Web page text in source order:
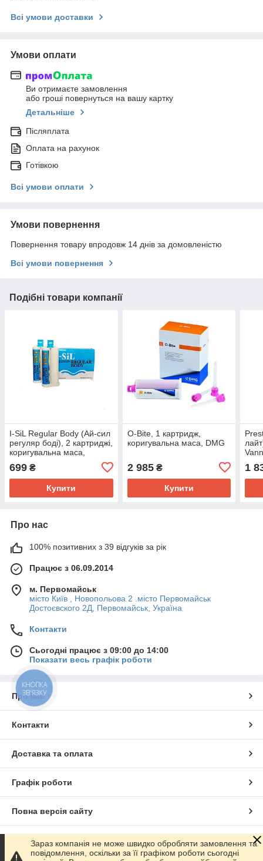
Всі умови доставки
Умови оплати
Ви отримаєте замовлення
або гроші повернуться на вашу картку
Детальніше
Післяплата
Оплата на рахунок
Готівкою
Всі умови оплати
Умови повернення
Повернення товару впродовж 14 днів за домовленістю
Всі умови повернення
Подібні товари компанії
I-SiL Regular Body (Ай-сил
регуляр боді), 2 картриджі,
коригувальна маса,
699 ₴
Купити
O-Bite, 1 картридж,
коригувальна маса, DMG
2 985₴
Купити
1
Про нас
100% позитивних з 39 відгуків за рік
Працює з 06.09.2014
м. Первомайськ
місто Київ , Новопольова 2 .місто Первомайськ
Достоєвского 2Д, Первомайськ, Україна
Контакти
Сьогодні працює з 09:00 до 14:00
Показати весь графік роботи
Про нас
Контакти
Доставка та оплата
Графік роботи
Повна версія сайту
Сайт створено на маркетплейсі Prom.ua
Зараз компанія не може швидко обробляти замовлення та
повідомлення, оскільки за її графіком роботи сьогодні
КНОПКА
ЗВ'ЯЗКУ